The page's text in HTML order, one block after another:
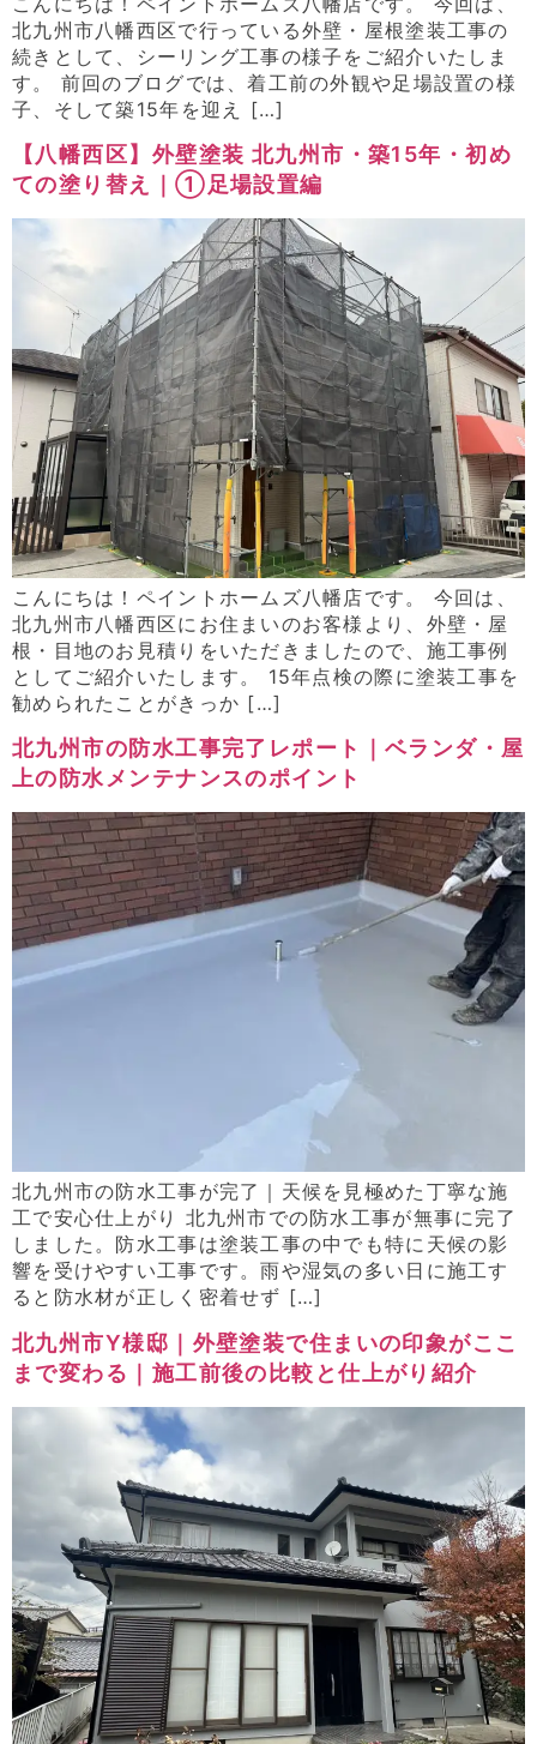
北九州市八幡西区で行っている外壁・屋根塗装工事の
続きとして、シーリング工事の様子をご紹介いたしま
す。 前回のブログでは、着工前の外観や足場設置の様
子、そして築15年を迎え […]
【八幡西区】外壁塗装 北九州市・築15年・初め
ての塗り替え｜①足場設置編
こんにちは！ペイントホームズ八幡店です。 今回は、
北九州市八幡西区にお住まいのお客様より、外壁・屋
根・目地のお見積りをいただきましたので、施工事例
としてご紹介いたします。 15年点検の際に塗装工事を
勧められたことがきっか […]
北九州市の防水工事完了レポート｜ベランダ・屋
上の防水メンテナンスのポイント
北九州市の防水工事が完了｜天候を見極めた丁寧な施
工で安心仕上がり 北九州市での防水工事が無事に完了
しました。防水工事は塗装工事の中でも特に天候の影
響を受けやすい工事です。雨や湿気の多い日に施工す
ると防水材が正しく密着せず […]
北九州市Y様邸｜外壁塗装で住まいの印象がここ
まで変わる｜施工前後の比較と仕上がり紹介